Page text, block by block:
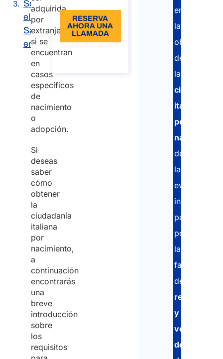
Solicitar
el Jure
Sanguinis
en Italia
adquirida
por
extranjeros
si se
encuentran
en
casos
específicos
de
nacimiento
o
adopción.
Si
deseas
saber
cómo
obtener
la
ciudadanía
italiana
por
nacimiento,
a
continuación
encontrarás
una
breve
introducción
sobre
los
requisitos
RESERVA
AHORA UNA
LLAMADA
en
la
obtención
de
la
ciudadanía
italiana
por
nacimiento
desde
la
evaluación
inicial,
pasando
por
la
fase
de
recopilación
y
verificación
de